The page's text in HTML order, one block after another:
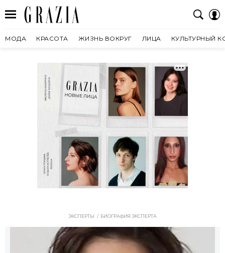
МОДА КРАСОТА ЖИЗНЬ ВОКРУГ ЛИЦА КУЛЬТУРНЫЙ
ЭКСПЕРТЫ БИОГРАФИЯ ЭКСПЕРТА